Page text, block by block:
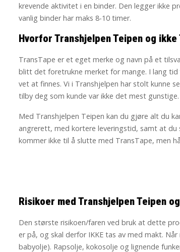
krevende aktivitet i en binder. Den legger ikke
vanlig binder har maks 8-10 timer.
Hvorfor Transhjelpen Teipen og ikke
TransTape er et eget merke og navn på et
blitt det foretrukne merket for mange. I lang
vet at finnes. Vi i Transhjelpen har stolt kunne
tilby deg som kunde var ikke det mest
Med Transhjelpen Teipen kan du gjøre alt du
angrerett, med kortere leveringstid, samt at
kommer ikke til å slutte med TransTape, men
Risikoer med Transhjelpen Teipen
Den største risikoen/faren ved bruk at dette
er på, og skal derfor IKKE tas av med makt.
babyolje). Rapsolje, kokosolje og lignende